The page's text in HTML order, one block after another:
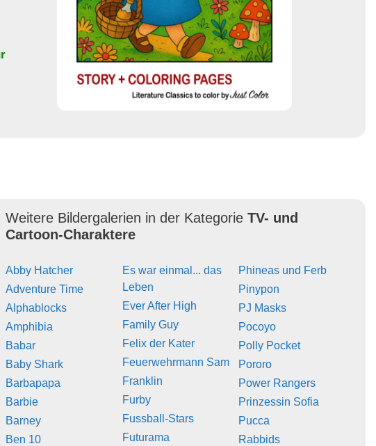
Weitere Bildergalerien in der KategorieTV- und
Cartoon-Charaktere
Abby Hatcher
Adventure Time
Alphablocks
Amphibia
Babar
Baby Shark
Barbapapa
Barbie
Barney
Ben 10
Es war einmal... das
Leben
Ever After High
Family Guy
Felix der Kater
Feuerwehrmann Sam
Franklin
Furby
Fussball-Stars
Futurama
Phineas und Ferb
Pinypon
PJ Masks
Pocoyo
Polly Pocket
Pororo
Power Rangers
Prinzessin Sofia
Pucca
Rabbids